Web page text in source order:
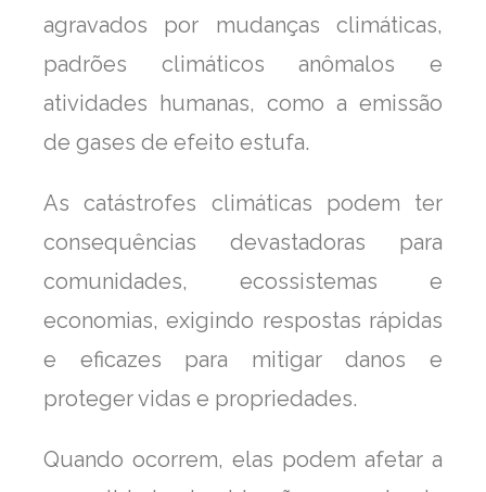
agravados por mudanças climáticas,
padrões climáticos anômalos e
atividades humanas, como a emissão
de gases de efeito estufa.
As catástrofes climáticas podem ter
consequências devastadoras para
comunidades, ecossistemas e
economias, exigindo respostas rápidas
e eficazes para mitigar danos e
proteger vidas e propriedades.
Quando ocorrem, elas podem afetar a